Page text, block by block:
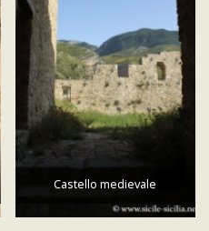
Castello medievale